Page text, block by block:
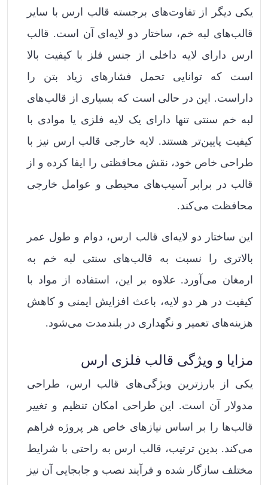
یکی دیگر از تفاوت‌های برجسته قالب ارس با سایر
قالب‌های لبه خم، ساختار دو لایه‌ای آن است. قالب
ارس دارای لایه داخلی از جنس فلز با کیفیت بالا
است که توانایی تحمل فشارهای زیاد بتن را
داراست. این در حالی است که بسیاری از قالب‌های
لبه خم سنتی تنها دارای یک لایه فلزی یا موادی با
کیفیت پایین‌تر هستند. لایه خارجی قالب ارس نیز با
طراحی خاص خود، نقش محافظتی را ایفا کرده و از
قالب در برابر آسیب‌های محیطی و عوامل خارجی
محافظت می‌کند.
این ساختار دو لایه‌ای قالب ارس، دوام و طول عمر
بالاتری را نسبت به قالب‌های سنتی لبه خم به
ارمغان می‌آورد. علاوه بر این، استفاده از مواد با
کیفیت در هر دو لایه، باعث افزایش ایمنی و کاهش
هزینه‌های تعمیر و نگهداری در بلندمدت می‌شود.
مزایا و ویژگی قالب فلزی ارس
یکی از بارزترین ویژگی‌های قالب ارس، طراحی
مدولار آن است. این طراحی امکان تنظیم و تغییر
قالب‌ها را بر اساس نیازهای خاص هر پروژه فراهم
می‌کند. بدین ترتیب، قالب ارس به راحتی با شرایط
مختلف سازگار شده و فرآیند نصب و جابجایی آن نیز